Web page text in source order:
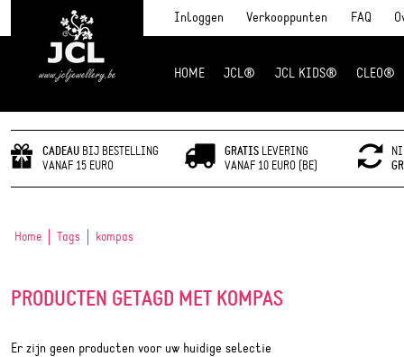
Inloggen Verkooppunten FAQ
HOME JCL® JCL KIDS® CLEO®
CADEAU BIJ BESTELLING
VANAF 15 EURO
GRATISLEVERING
VANAF 10 EURO (BE)
Home Tags kompas
PRODUCTEN GETAGD MET KOMPAS
Er zijn geen producten voor uw huidige selectie